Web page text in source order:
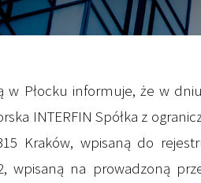
w Płocku informuje, że w
INTERFIN Spółka z
Kraków, wpisaną do
wpisaną na prowadzoną